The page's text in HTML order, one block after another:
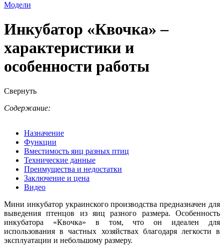
Модели
Инкубатор «Квочка» –
характеристики и
особенности работы
Свернуть
Содержание:
Назначение
Функции
Вместимость яиц разных птиц
Технические данные
Преимущества и недостатки
Заключение и цена
Видео
Мини инкубатор украинского производства предназначен для
выведения птенцов из яиц разного размера. Особенность
инкубатора «Квочка» в том, что он идеален для
использования в частных хозяйствах благодаря легкости в
эксплуатации и небольшому размеру.